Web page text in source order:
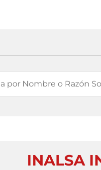
INALSA